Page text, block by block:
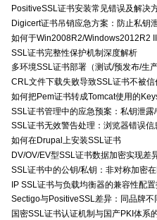
PositiveSSL证书安装常见错误及解决
Digicert证书吊销应急方案：防止私钥
如何于Win2008R2/Windows2012R2
SSL证书完整性保护机制深度解析
多环境SSL证书部署（测试/预发布/生
CRL文件下载失败导致SSL证书不被信
如何把Pem证书转成Tomcat使用的
SSL证书管理中的应急预案：私钥泄
SSL证书无效警告处理：浏览器错误信
如何在Drupal上安装SSL证书
DV/OV/EV型SSL证书数据加密实现差
SSL证书中的公钥/私钥：非对称加密
IP SSL证书与负载均衡器的兼容性配
Sectigo与PositiveSSL差异：同品牌不
国密SSL证书认证机制与国产PKI体系